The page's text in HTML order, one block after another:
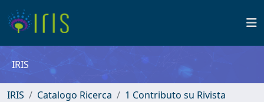
IRIS
IRIS Catalogo Ricerca
1 Contributo su Rivista